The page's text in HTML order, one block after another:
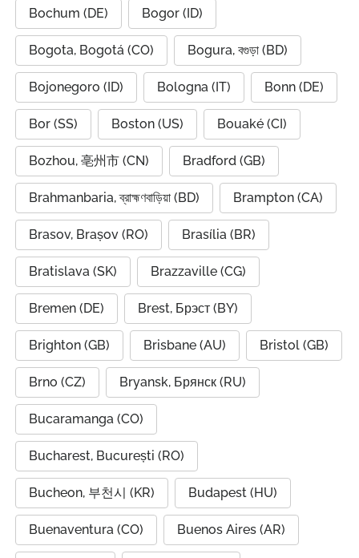
Bochum (DE) Bogor (ID)
Bogota, Bogotá (CO) Bogura, বগুড়া (BD)
Bojonegoro (ID) Bologna (IT) Bonn (DE)
Bor (SS) Boston (US) Bouaké (CI)
Bozhou, 亳州市 (CN) Bradford (GB)
Brahmanbaria, ব্রাহ্মণবাড়িয়া (BD) Brampton (CA)
Brasov, Brașov (RO) Brasília (BR)
Bratislava (SK) Brazzaville (CG)
Bremen (DE) Brest, Брэст (BY)
Brighton (GB) Brisbane (AU) Bristol (GB)
Brno (CZ) Bryansk, Брянск (RU)
Bucaramanga (CO)
Bucharest, București (RO)
Bucheon, 부천시 (KR) Budapest (HU)
Buenaventura (CO) Buenos Aires (AR)